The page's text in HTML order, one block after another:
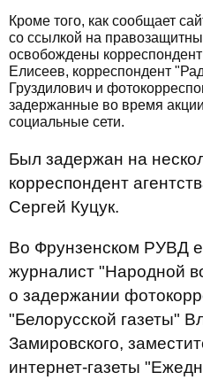
Кроме того, как сообщает
со ссылкой на
освобождены
Елисеев, корреспондент
Груздилович и
задержанные во время
социальные сети.
Был задержан на
корреспондент
Сергей Куцук.
Во Фрунзенском РУВД
журналист "Народной
о задержании
"Белорусской газеты"
Замировского,
интернет-газеты